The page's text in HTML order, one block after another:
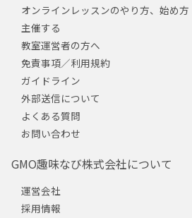
オンラインレッスンのやり方、始め方
主催する
教室運営者の方へ
免責事項／利用規約
ガイドライン
外部送信について
よくある質問
お問い合わせ
GMO趣味なび株式会社について
運営会社
採用情報